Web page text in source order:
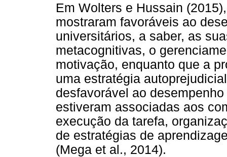
Em Wolters e Hussain
mostraram favoráveis ao
universitários, a saber, as
metacognitivas, o
motivação, enquanto que a
uma estratégia
desfavorável ao
estiveram associadas aos
execução da tarefa,
de estratégias de
(Mega et al., 2014).